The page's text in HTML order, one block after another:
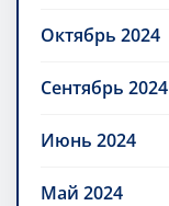
Октябрь 2024
Сентябрь 2024
Июнь 2024
Май 2024